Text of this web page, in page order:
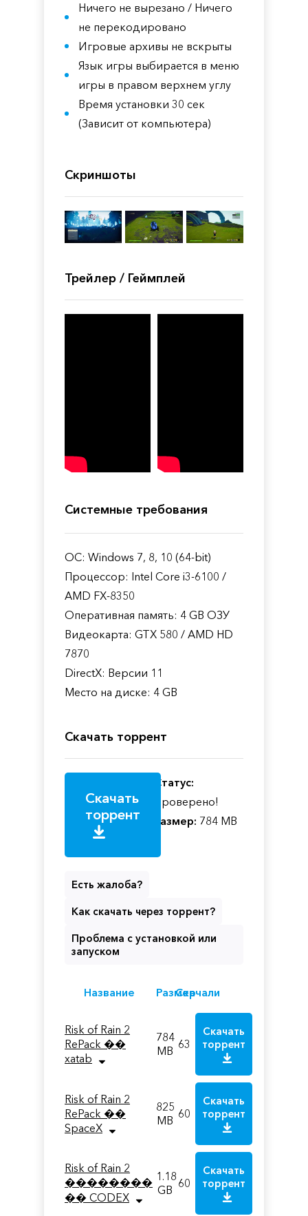
Ничего не вырезано / Ничего
не перекодировано
Игровые архивы не вскрыты
Язык игры выбирается в меню
игры в правом верхнем углу
Время установки 30 сек
(Зависит от компьютера)
Скриншоты
Трейлер / Геймплей
Системные требования
ОС: Windows 7, 8, 10 (64-bit)
Процессор: Intel Core i3-6100 /
AMD FX-8350
Оперативная память: 4 GB ОЗУ
Видеокарта: GTX 580 / AMD HD
7870
DirectX: Версии 11
Место на диске: 4 GB
Скачать торрент
Скачать
торрент
Статус:
Проверено!
Размер: 784 MB
Есть жалоба?
Как скачать через торрент?
Проблема с установкой или
запуском
Название РазмерСкачали
Risk of Rain 2
RePack ��
xatab
784
MB 63
Скачать
торрент
Risk of Rain 2
RePack ��
SpaceX
825
MB 60
Скачать
торрент
Risk of Rain 2
��������
�� CODEX
1.18
GB 60
Скачать
торрент